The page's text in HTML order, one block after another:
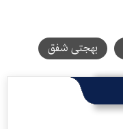
بهجتی شفق